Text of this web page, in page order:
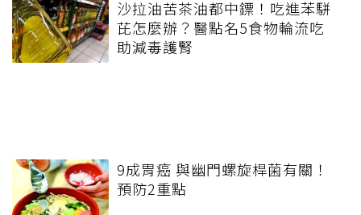
沙拉油苦茶油都中鏢！吃進苯駢
芘怎麼辦？醫點名5食物輪流吃
助減毒護腎
9成胃癌 與幽門螺旋桿菌有關！
預防2重點